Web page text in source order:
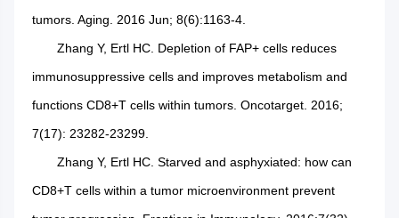
tumors. Aging. 2016 Jun; 8(6):1163-4.
Zhang Y, Ertl HC. Depletion of FAP+ cells reduces
immunosuppressive cells and improves metabolism and
functions CD8+T cells within tumors. Oncotarget. 2016;
7(17): 23282-23299.
Zhang Y, Ertl HC. Starved and asphyxiated: how can
CD8+T cells within a tumor microenvironment prevent